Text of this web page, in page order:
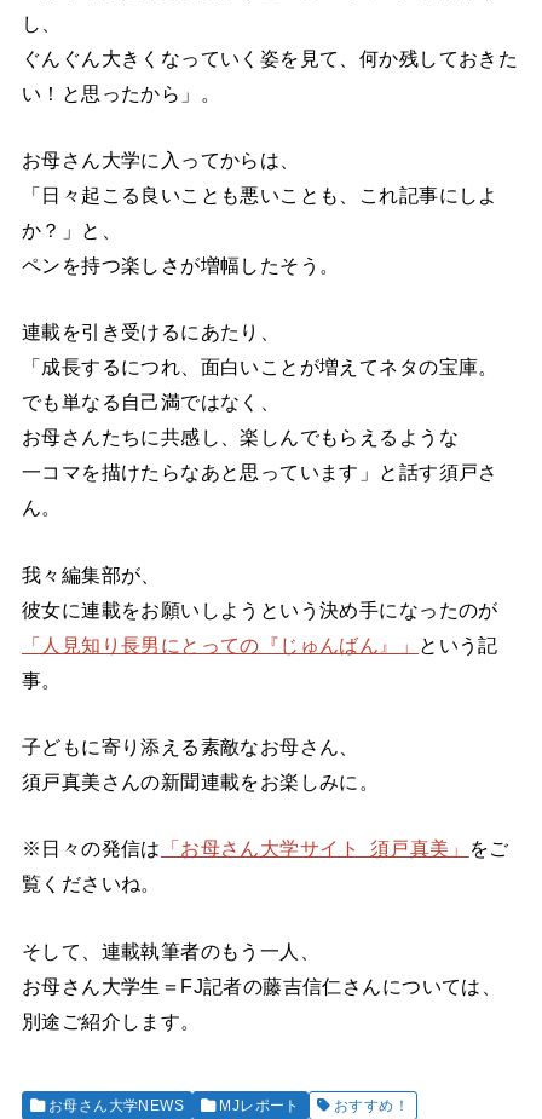
し、
ぐんぐん大きくなっていく姿を見て、何か残しておきた
い！と思ったから」。
お母さん大学に入ってからは、
「日々起こる良いことも悪いことも、これ記事にしよ
か？」と、
ペンを持つ楽しさが増幅したそう。
連載を引き受けるにあたり、
「成長するにつれ、面白いことが増えてネタの宝庫。
でも単なる自己満ではなく、
お母さんたちに共感し、楽しんでもらえるような
一コマを描けたらなあと思っています」と話す須戸さ
ん。
我々編集部が、
彼女に連載をお願いしようという決め手になったのが
「人見知り長男にとっての『じゅんばん』」
という記
事。
子どもに寄り添える素敵なお母さん、
須戸真美さんの新聞連載をお楽しみに。
※日々の発信は 「お母さん大学サイト 須戸真美」
をご
覧くださいね。
そして、連載執筆者のもう一人、
お母さん大学生＝FJ記者の藤吉信仁さんについては、
別途ご紹介します。
お母さん大学NEWS MJレポート おすすめ！